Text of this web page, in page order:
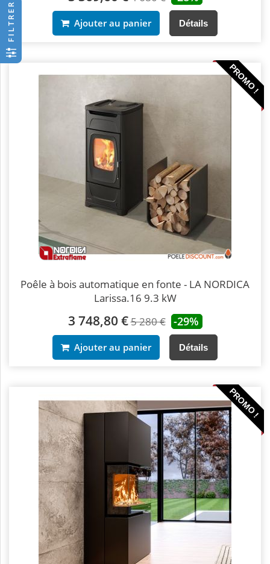
Ajouter au panier Détails
PROMO !
Poêle à bois automatique en fonte - LA NORDICA
Larissa.16 9.3 kW
3 748,80 €5 280 € -29%
Ajouter au panier Détails
PROMO !
FILTRER